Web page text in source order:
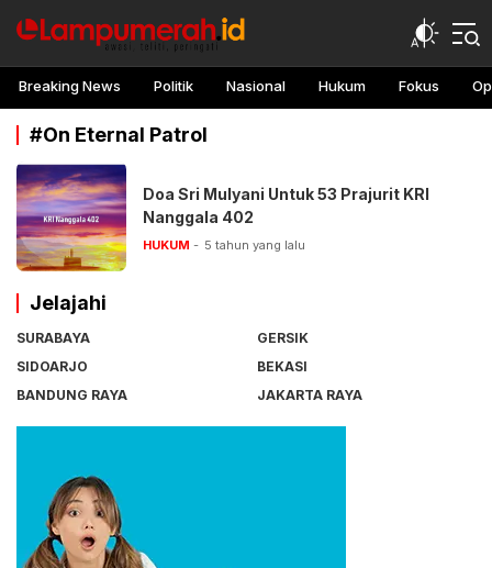
lampu merah
Awasi, teliti, peringati
Breaking News Politik Nasional Hukum Fokus
#On Eternal Patrol
Doa Sri Mulyani Untuk 53 Prajurit KRI
Nanggala 402
HUKUM 5 tahun yang lalu
Jelajahi
SURABAYA
GERSIK
SIDOARJO
BEKASI
BANDUNG RAYA
JAKARTA RAYA